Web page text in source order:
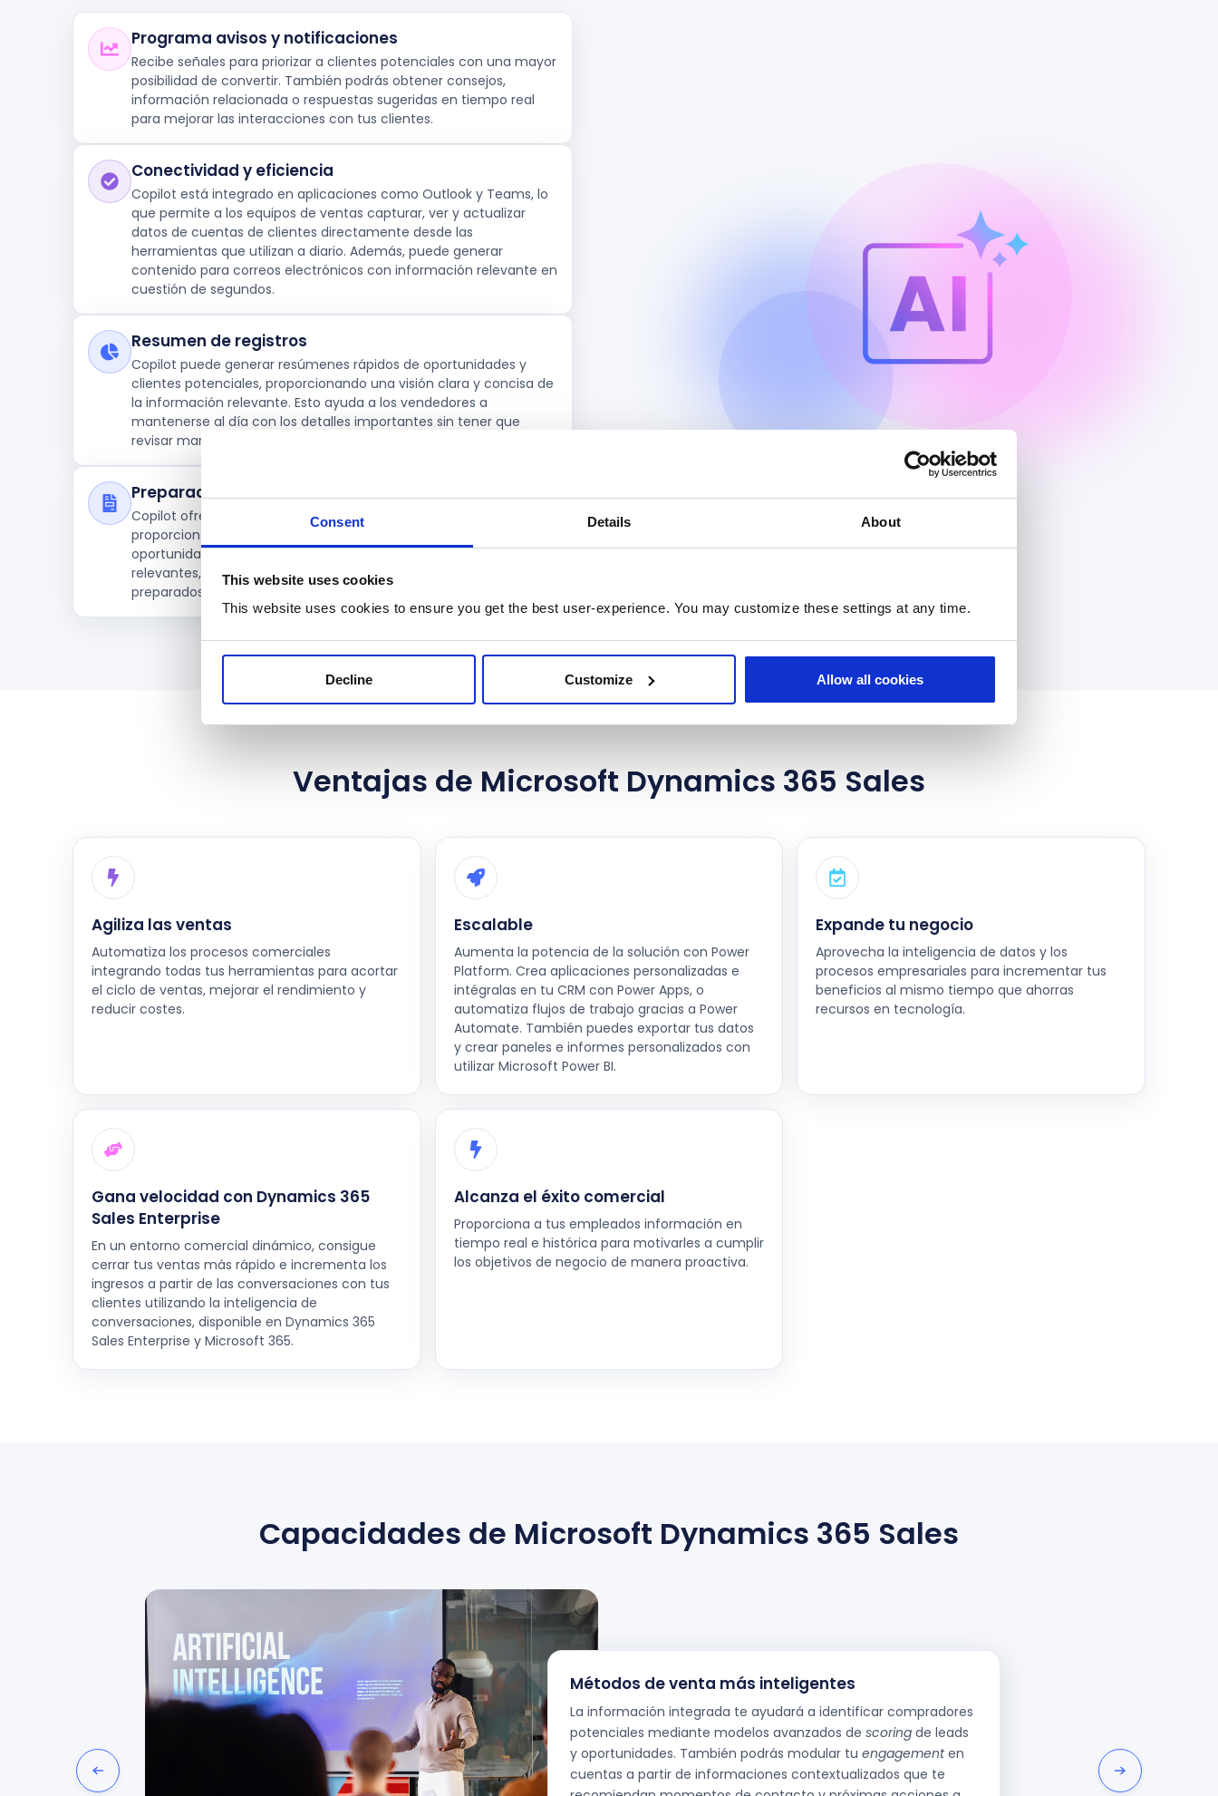
Consent Details About
This website uses cookies
This website uses cookies to ensure you get the best user-experience. You may customize these settings at any time.
Decline Customize Allow all cookies
Programa avisos y notificaciones
Recibe señales para priorizar a clientes potenciales con una mayor
posibilidad de convertir. También podrás obtener consejos,
información relacionada o respuestas sugeridas en tiempo real
para mejorar las interacciones con tus clientes.
Conectividad y eficiencia
Copilot está integrado en aplicaciones como Outlook y Teams, lo
que permite a los equipos de ventas capturar, ver y actualizar
datos de cuentas de clientes directamente desde las
herramientas que utilizan a diario. Además, puede generar
contenido para correos electrónicos con información relevante en
cuestión de segundos.
Resumen de registros
Copilot puede generar resúmenes rápidos de oportunidades y
clientes potenciales, proporcionando una visión clara y concisa de
la información relevante. Esto ayuda a los vendedores a
mantenerse al día con los detalles importantes sin tener que
revisar manualmente cada registro.
Preparación para reuniones
Copilot ofrece asistencia para la preparación de reuniones,
proporcionando información actualizada sobre las cuentas y
oportunidades. Esto incluye cambios recientes y noticias
relevantes, lo que permite a los vendedores estar mejor
preparados y más informados antes de reunirse con los clientes.
Ventajas de Microsoft Dynamics 365 Sales
Agiliza las ventas
Automatiza los procesos comerciales
integrando todas tus herramientas para acortar
el ciclo de ventas, mejorar el rendimiento y
reducir costes.
Escalable
Aumenta la potencia de la solución con Power
Platform. Crea aplicaciones personalizadas e
intégralas en tu CRM con Power Apps, o
automatiza flujos de trabajo gracias a Power
Automate. También puedes exportar tus datos
y crear paneles e informes personalizados con
utilizar Microsoft Power BI.
Expande tu negocio
Aprovecha la inteligencia de datos y los
procesos empresariales para incrementar tus
beneficios al mismo tiempo que ahorras
recursos en tecnología.
Gana velocidad con Dynamics 365
Sales Enterprise
En un entorno comercial dinámico, consigue
cerrar tus ventas más rápido e incrementa los
ingresos a partir de las conversaciones con tus
clientes utilizando la inteligencia de
conversaciones, disponible en Dynamics 365
Sales Enterprise y Microsoft 365.
Alcanza el éxito comercial
Proporciona a tus empleados información en
tiempo real e histórica para motivarles a cumplir
los objetivos de negocio de manera proactiva.
Capacidades de Microsoft Dynamics 365 Sales
Métodos de venta más inteligentes
La información integrada te ayudará a identificar compradores
potenciales mediante modelos avanzados de scoring de leads
y oportunidades. También podrás modular tu engagementen
cuentas a partir de informaciones contextualizados que te